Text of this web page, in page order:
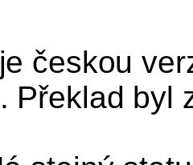
českou
Překlad byl